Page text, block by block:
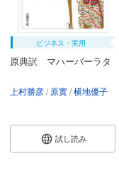
ビジネス・実用
原典訳 マハーバーラタ
上村勝彦 原實 横地優子
試し読み